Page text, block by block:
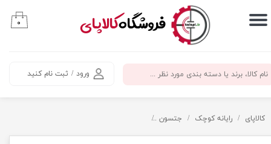
​فروشگاهکالاپای
ورود / ثبت نام کنید
حساب کاربری من
سفارشات
۰
کالاپای رایانه کوچک جتسون